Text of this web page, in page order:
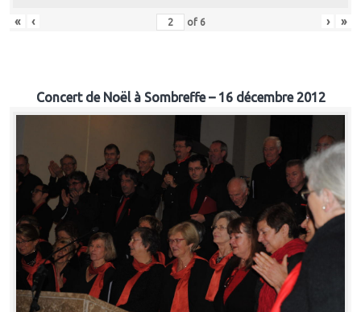
« ‹ of 6 › »
Concert de Noël à Sombreffe – 16 décembre 2012